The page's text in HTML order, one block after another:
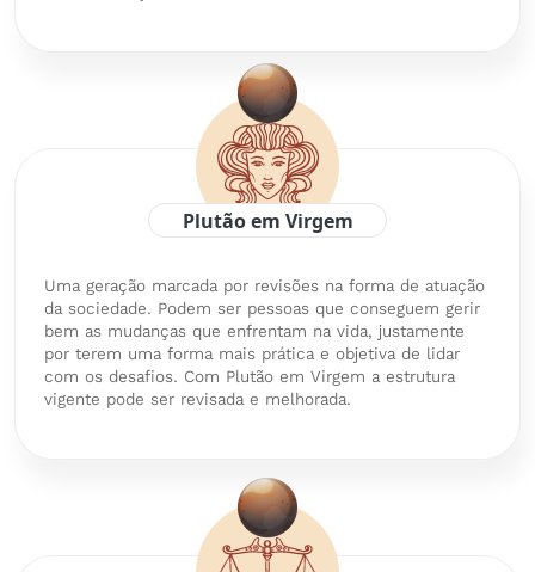
Plutão em Virgem
Uma geração marcada por revisões na forma de atuação
da sociedade. Podem ser pessoas que conseguem gerir
bem as mudanças que enfrentam na vida, justamente
por terem uma forma mais prática e objetiva de lidar
com os desafios. Com Plutão em Virgem a estrutura
vigente pode ser revisada e melhorada.